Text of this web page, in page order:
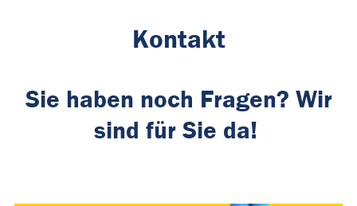
Kontakt
Sie haben noch Fragen? Wir
sind für Sie da!